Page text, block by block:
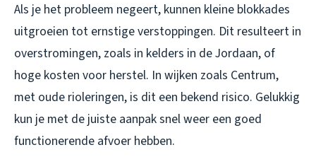
Als je het probleem negeert, kunnen kleine blokkades
uitgroeien tot ernstige verstoppingen. Dit resulteert in
overstromingen, zoals in kelders in de Jordaan, of
hoge kosten voor herstel. In wijken zoals Centrum,
met oude rioleringen, is dit een bekend risico. Gelukkig
kun je met de juiste aanpak snel weer een goed
functionerende afvoer hebben.